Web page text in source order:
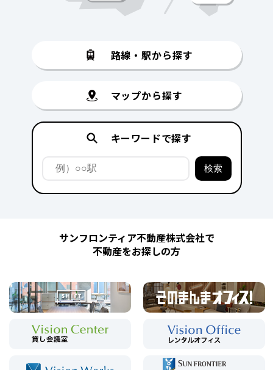
路線・駅から探す
マップから探す
キーワードで探す
サンフロンティア不動産株式会社で
不動産をお探しの方